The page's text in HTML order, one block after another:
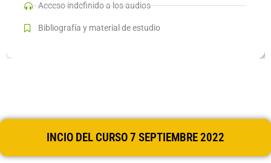
Acceso indefinido a los audios
Bibliografía y material de estudio
INCIO DEL CURSO 7 SEPTIEMBRE 2022